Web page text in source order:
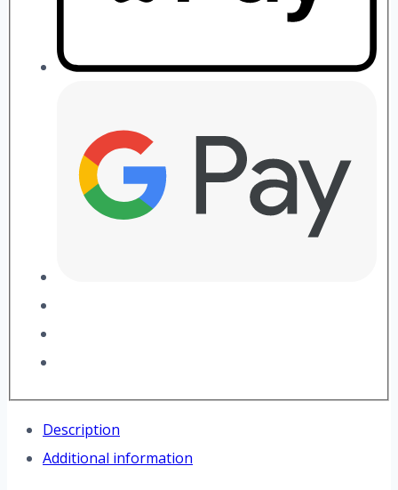
Description
Additional information